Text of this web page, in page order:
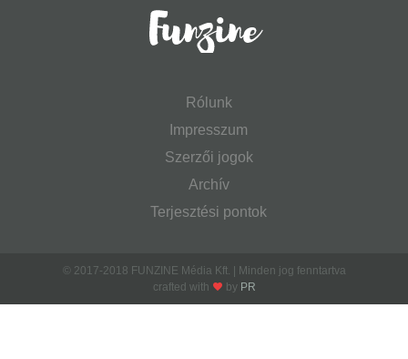
Rólunk
Impresszum
Szerzői jogok
Archív
Terjesztési pontok
© 2017-2018 FUNZINE Média Kft. | Minden jog fenntartva
crafted with
by PR